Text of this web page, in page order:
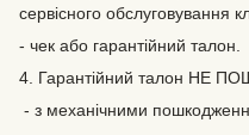
сервісного обслуговування
- чек або гарантійний талон.
4. Гарантійний талон НЕ
- з механічними